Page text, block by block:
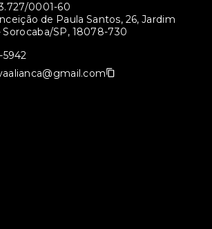
0001-60
de Paula Santos, 26, Jardim
Sorocaba/SP, 18078-730
5942